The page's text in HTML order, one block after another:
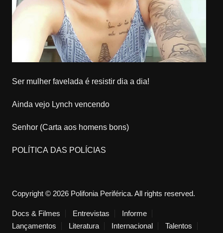
Ser mulher favelada é resistir dia a dia!
Ainda vejo Lynch vencendo
Senhor (Carta aos homens bons)
POLÍTICA DAS POLÍCIAS
Copyright © 2026 Polifonia Periférica. All rights reserved.
Docs & Filmes Entrevistas
Informe
Lançamentos
Literatura Internacional Talentos